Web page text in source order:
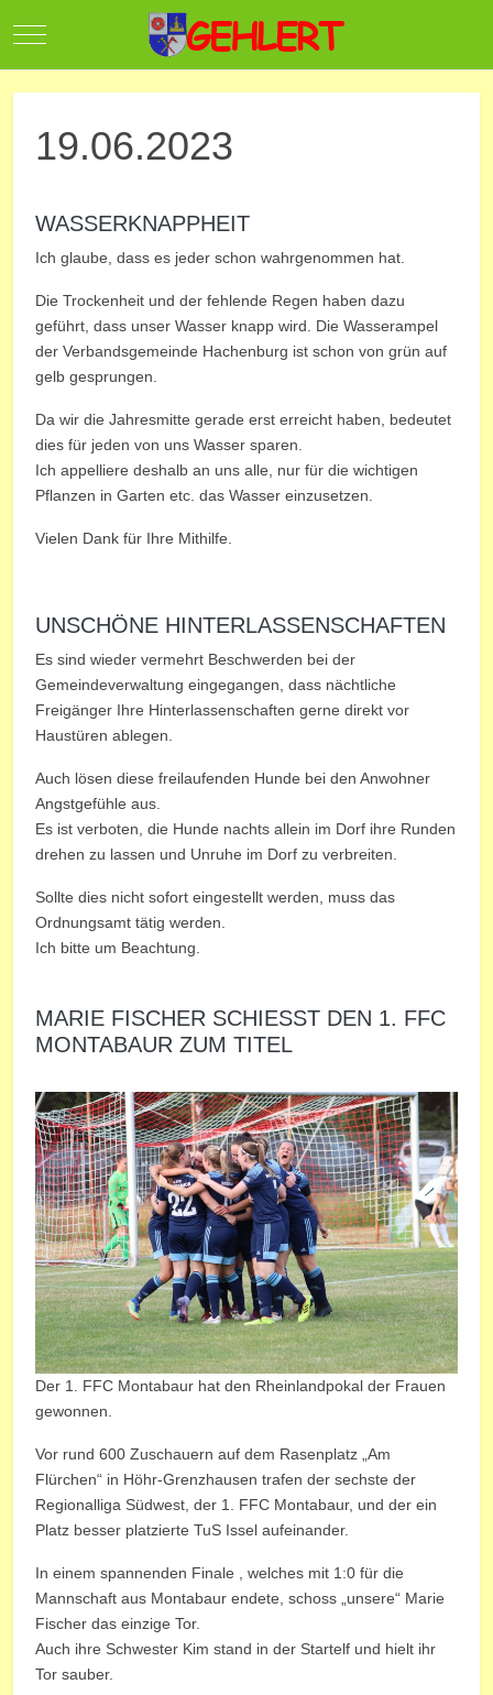
Mobile Menu Toggle
19.06.2023
WASSERKNAPPHEIT
Ich glaube, dass es jeder schon wahrgenommen hat.
Die Trockenheit und der fehlende Regen haben dazu
geführt, dass unser Wasser knapp wird. Die Wasserampel
der Verbandsgemeinde Hachenburg ist schon von grün auf
gelb gesprungen.
Da wir die Jahresmitte gerade erst erreicht haben, bedeutet
dies für jeden von uns Wasser sparen.
Ich appelliere deshalb an uns alle, nur für die wichtigen
Pflanzen in Garten etc. das Wasser einzusetzen.
Vielen Dank für Ihre Mithilfe.
UNSCHÖNE HINTERLASSENSCHAFTEN
Es sind wieder vermehrt Beschwerden bei der
Gemeindeverwaltung eingegangen, dass nächtliche
Freigänger Ihre Hinterlassenschaften gerne direkt vor
Haustüren ablegen.
Auch lösen diese freilaufenden Hunde bei den Anwohner
Angstgefühle aus.
Es ist verboten, die Hunde nachts allein im Dorf ihre Runden
drehen zu lassen und Unruhe im Dorf zu verbreiten.
Sollte dies nicht sofort eingestellt werden, muss das
Ordnungsamt tätig werden.
Ich bitte um Beachtung.
MARIE FISCHER SCHIESST DEN 1. FFC M
ONTABAUR ZUM TITEL
Der 1. FFC Montabaur hat den Rheinlandpokal der Frauen
gewonnen.
Vor rund 600 Zuschauern auf dem Rasenplatz „Am
Flürchen“ in Höhr-Grenzhausen trafen der sechste der
Regionalliga Südwest, der 1. FFC Montabaur, und der ein
Platz besser platzierte TuS Issel aufeinander.
In einem spannenden Finale , welches mit 1:0 für die
Mannschaft aus Montabaur endete, schoss „unsere“ Marie
Fischer das einzige Tor.
Auch ihre Schwester Kim stand in der Startelf und hielt ihr
Tor sauber.